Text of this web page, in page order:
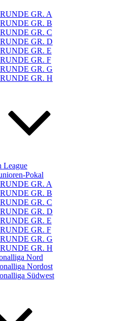
GR. A
GR. B
GR. C
GR. D
GR. E
GR. F
GR. G
GR. H
League
Pokal
GR. A
GR. B
GR. C
GR. D
GR. E
GR. F
GR. G
GR. H
Nord
Nordost
Südwest